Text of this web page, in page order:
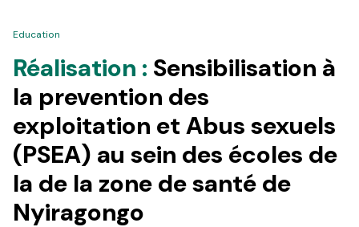
Education
Réalisation : Sensibilisation à
la prevention des
exploitation et Abus sexuels
(PSEA) au sein des écoles de
la de la zone de santé de
Nyiragongo